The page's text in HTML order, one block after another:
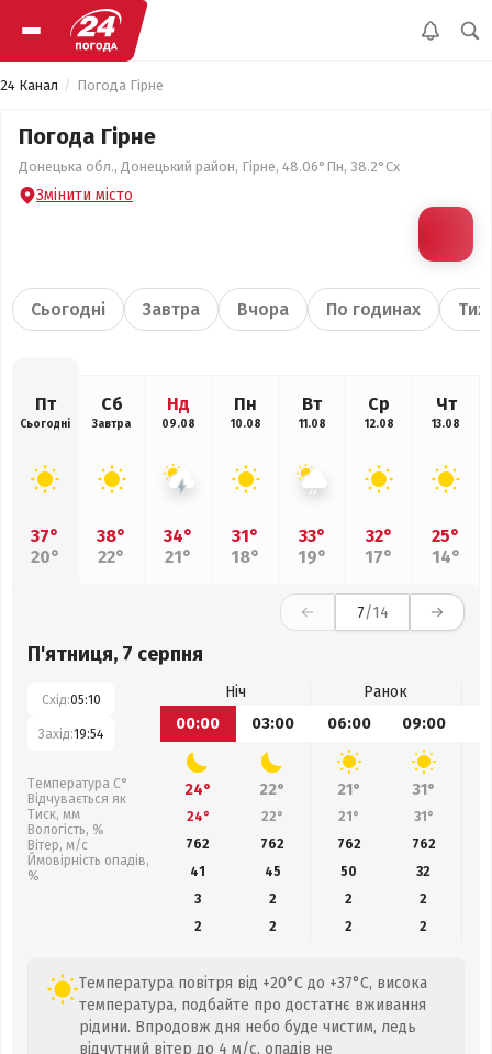
24 Канал Погода Гірне
Погода Гірне
Донецька обл., Донецький район, Гірне, 48.06°Пн, 38.2°Сх
Змінити місто
Сьогодні Завтра Вчора По годинах
Пт
Сьогодні
37°
20°
Сб
Завтра
38°
22°
Нд
09.08
34°
21°
Пн
10.08
31°
18°
Вт
11.08
33°
19°
Ср
12.08
32°
17°
Чт
13.08
25°
14°
7/14
П'ятниця, 7 серпня
Схід:05:10
Захід:19:54
Температура С°
Відчувається як
Тиск, мм
Вологість, %
Вітер, м/с
Ймовірність опадів,
%
Ніч
Ранок
00:00
03:00 06:00 09:00
24° 22° 21° 31°
24° 22° 21° 31°
762
762 762 762
41
45 50 32
3
2 2
2
2
2 2 2
Температура повітря від +20°C до +37°C, висока
температура, подбайте про достатнє вживання
рідини. Впродовж дня небо буде чистим, ледь
відчутний вітер до 4 м/с, опадів не